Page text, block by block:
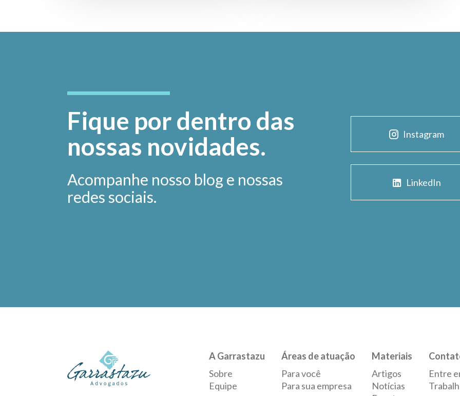
Fique por dentro das
nossas novidades.
Acompanhe nosso blog e nossas
redes sociais.
Instagram
LinkedIn
A Garrastazu
Sobre
Equipe
Áreas de atuação
Para você
Para sua empresa
Materiais
Artigos
Notícias
Entre